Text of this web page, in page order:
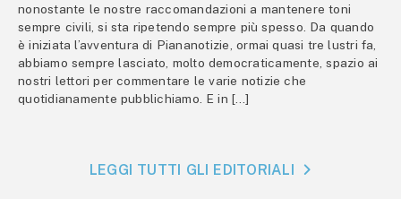
nonostante le nostre raccomandazioni a mantenere toni
sempre civili, si sta ripetendo sempre più spesso. Da quando
è iniziata l’avventura di Piananotizie, ormai quasi tre lustri fa,
abbiamo sempre lasciato, molto democraticamente, spazio ai
nostri lettori per commentare le varie notizie che
quotidianamente pubblichiamo. E in […]
LEGGI TUTTI GLI EDITORIALI